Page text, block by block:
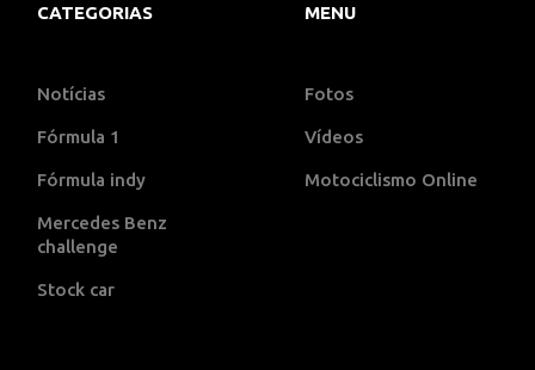
CATEGORIAS
Notícias
Fórmula 1
Fórmula indy
Mercedes Benz
challenge
Stock car
MENU
Fotos
Vídeos
Motociclismo Online